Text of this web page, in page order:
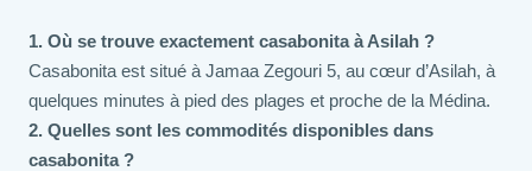
1. Où se trouve exactement casabonita à Asilah ?
Casabonita est situé à Jamaa Zegouri 5, au cœur d’Asilah, à
quelques minutes à pied des plages et proche de la Médina.
2. Quelles sont les commodités disponibles dans
casabonita ?